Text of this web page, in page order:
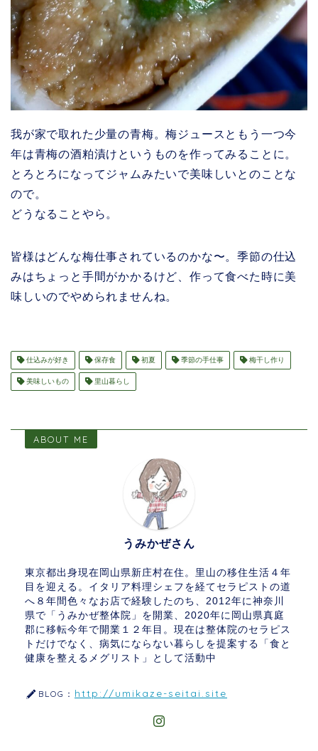
我が家で取れた少量の青梅。梅ジュースともう一つ今
年は青梅の酒粕漬けというものを作ってみることに。
とろとろになってジャムみたいで美味しいとのことな
ので。
どうなることやら。
皆様はどんな梅仕事されているのかな〜。季節の仕込
みはちょっと手間がかかるけど、作って食べた時に美
味しいのでやめられませんね。
仕込みが好き 保存食 初夏 季節の手仕事 梅干し作り
美味しいもの 里山暮らし
ABOUT ME
うみかぜさん
東京都出身現在岡山県新庄村在住。里山の移住生活４年
目を迎える。イタリア料理シェフを経てセラピストの道
へ８年間色々なお店で経験したのち、2012年に神奈川
県で「うみかぜ整体院」を開業、2020年に岡山県真庭
郡に移転今年で開業１２年目。現在は整体院のセラピス
トだけでなく、病気にならない暮らしを提案する「食と
健康を整えるメグリスト」として活動中
BLOG： http://umikaze-seitai.site